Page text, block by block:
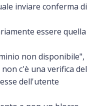
inviare conferma di
essere quella
non disponibile",
c'è una verifica del
dell'utente